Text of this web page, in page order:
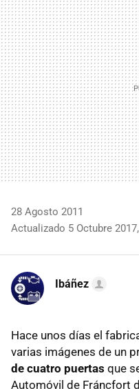
MAIL
28 Agosto 2011
Actualizado 5 Octubre
Ibáñez
Hace unos días el
varias imágenes de un
de cuatro puertas que
Automóvil de Fráncfort